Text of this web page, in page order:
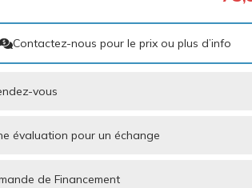
Contactez-nous pour le prix ou plus d’info
vous
évaluation pour un échange
de Financement